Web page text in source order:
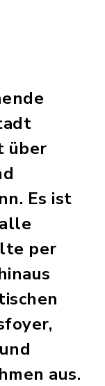
über
Es ist
per
aus.